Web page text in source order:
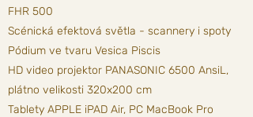
FHR 500
Scénická efektová světla - scannery i spoty
Pódium ve tvaru Vesica Piscis
HD video projektor PANASONIC 6500 AnsiL,
plátno velikosti 320x200 cm
Tablety APPLE iPAD Air, PC MacBook Pro